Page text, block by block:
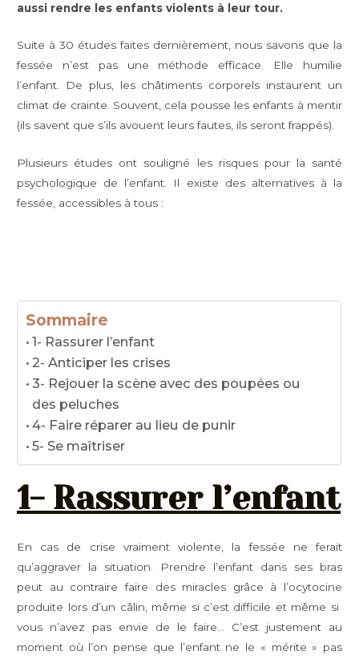
aussi rendre les enfants violents à leur tour.
Suite à 30 études faites dernièrement, nous savons que la
fessée n’est pas une méthode efficace. Elle humilie
l’enfant. De plus, les châtiments corporels instaurent un
climat de crainte. Souvent, cela pousse les enfants à mentir
(ils savent que s’ils avouent leurs fautes, ils seront frappés).
Plusieurs études ont souligné les risques pour la santé
psychologique de l’enfant. Il existe des alternatives à la
fessée, accessibles à tous :
Sommaire
1- Rassurer l’enfant
2- Anticiper les crises
3- Rejouer la scène avec des poupées ou
des peluches
4- Faire réparer au lieu de punir
5- Se maîtriser
1- Rassurer l’enfant
En cas de crise vraiment violente, la fessée ne ferait
qu’aggraver la situation. Prendre l’enfant dans ses bras
peut au contraire faire des miracles grâce à l’ocytocine
produite lors d’un câlin, même si c’est difficile et même si
vous n’avez pas envie de le faire… C’est justement au
moment où l’on pense que l’enfant ne le « mérite » pas